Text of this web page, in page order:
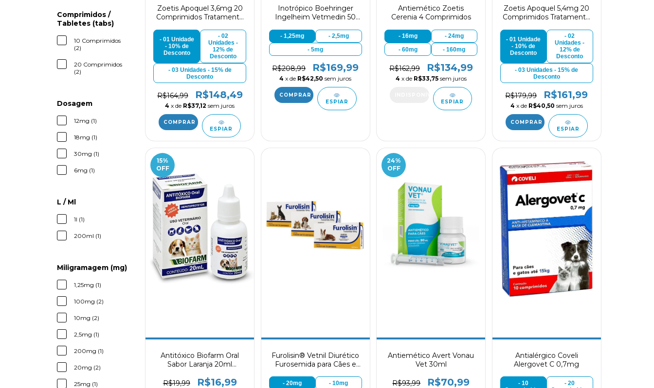
Comprimidos /
Tabletes (tabs)
10 Comprimidos
(2)
20 Comprimidos
(2)
Dosagem
12mg (1)
18mg (1)
30mg (1)
6mg (1)
L / Ml
1l (1)
200ml (1)
Miligramagem (mg)
1,25mg (1)
100mg (2)
10mg (2)
2,5mg (1)
200mg (1)
20mg (2)
25mg (1)
Zoetis Apoquel 3,6mg 20
Comprimidos Tratamento
- 01 Unidade
- 10% de
Desconto
- 02
Unidades -
12% de
Desconto
- 03 Unidades - 15% de
Desconto
R$164,99 R$148,49
4 x de R$37,12 sem juros
ESPIAR
Inotrópico Boehringer
Ingelheim Vetmedin 50
- 1,25mg
- 2,5mg
- 5mg
R$208,99 R$169,99
4 x de R$42,50 sem juros
ESPIAR
Antiemético Zoetis
Cerenia 4 Comprimidos
- 16mg
- 24mg
- 60mg
- 160mg
R$162,99 R$134,99
4 x de R$33,75 sem juros
ESPIAR
Zoetis Apoquel 5,4mg 20
Comprimidos Tratamento
- 01 Unidade
- 10% de
Desconto
- 02
Unidades -
12% de
Desconto
- 03 Unidades - 15% de
Desconto
R$179,99 R$161,99
4 x de R$40,50 sem juros
ESPIAR
15%
OFF
Antitóxico Biofarm Oral
Sabor Laranja 20ml
R$19,99
R$16,99
Furolisin® Vetnil Diurético
Furosemida para Cães e
- 20mg
- 10mg
24%
OFF
Antiemético Avert Vonau
Vet 30ml
R$93,99 R$70,99
Antialérgico Coveli
Alergovet C 0,7mg
- 10
- 20